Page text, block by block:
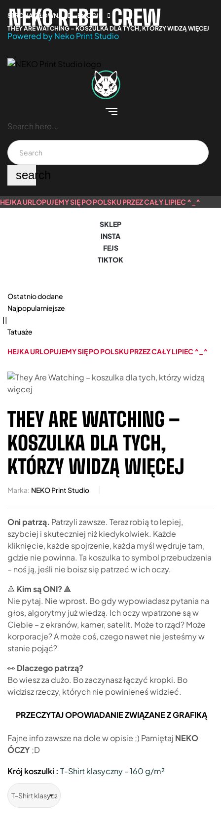
NEKO REBEL CREW
Powered by Neko Print Studio
Search here...
search
HEJKA URLOPUJEMY SIĘ PO POLSKU PRZEZ CAŁY LIPIEC ^_^
SKLEP
INSTA
FEJS
TIKTOK
Ostatnio dodane
Najpopularniejsze
||
Tatuaże
HEJKA URLOPUJEMY SIĘ PO POLSKU PRZEZ CAŁY LIPIEC ^_^
STRONA GŁÓWNA
EMOCJE
THEY ARE WATCHING – KOSZULKA DLA TYCH, KTÓRZY WIDZĄ WIĘCEJ
THEY ARE WATCHING –
KOSZULKA DLA TYCH,
KTÓRZY WIDZĄ WIĘCEJ
Marka: NEKO Print Studio
Oni patrzą. Patrzyli zawsze. Teraz robią to lepiej,
szybciej i skuteczniej niż kiedykolwiek. Każde
kliknięcie, każde spojrzenie, każda myśl wędruje tam,
gdzie nie powinna. Ta koszulka to symbol przebudzenia
– noś ją, jeśli nie boisz się patrzeć w ich oczy.
🔺 Kim są ONI?🔺
Nie pytaj. Nie wprost. Bo gdy wypowiadasz pytania na
głos, algorytmy już wiedzą. Ich oczy wpatrzone są w
Ciebie – z ekranów, kamer, satelit. Może to rząd? Może
korporacje? A może coś, czego nawet nie jesteśmy w
stanie pojąć?
👀 Dlaczego patrzą?
Bo wiesz za dużo. Bo zaczynasz łączyć kropki. Bo
widzisz rzeczy, których nie powinieneś widzieć.
PRZECZYTAJ OPOWIADANIE ZWIĄZANE Z GRAFIKĄ
Fajne info zawsze na dole w opisie ;) Pamiętaj NEKO
ÓCZY ;D
Krój koszulki : T-Shirt klasyczny - 160 g/m²